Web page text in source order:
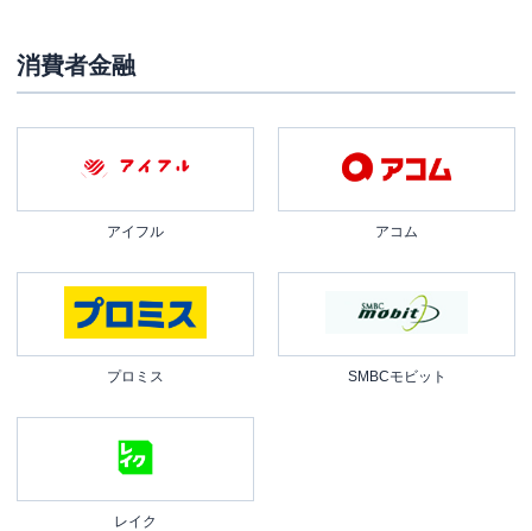
消費者金融
アイフル アコム
プロミス SMBCモビット
レイク